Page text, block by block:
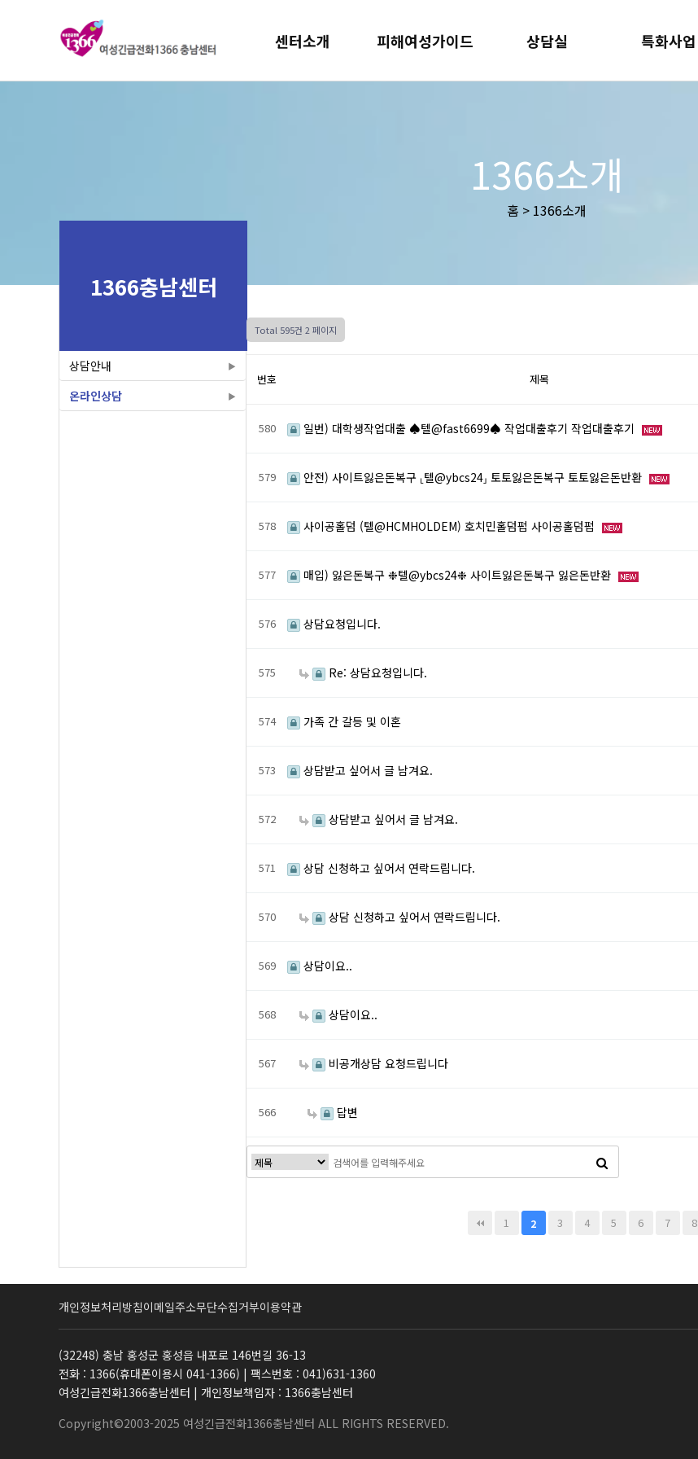
센터소개 피해여성가이드 상담실 특화사업
1366소개
홈 > 1366소개
1366충남센터
상담안내
온라인상담
Total 595건 2 페이지
번호 제목
580 일번) 대학생작업대출 ♠텔@fast6699♠ 작업대출후기 작업대출후기
579 안전) 사이트잃은돈복구 ⸤텔@ybcs24⸥ 토토잃은돈복구 토토잃은돈반환
578 사이공홀덤 (텔@HCMHOLDEM) 호치민홀덤펍 사이공홀덤펍
577 매입) 잃은돈복구 ❉텔@ybcs24❉ 사이트잃은돈복구 잃은돈반환
576 상담요청입니다.
575 Re: 상담요청입니다.
574 가족 간 갈등 및 이혼
573 상담받고 싶어서 글 남겨요.
572 상담받고 싶어서 글 남겨요.
571 상담 신청하고 싶어서 연락드립니다.
570 상담 신청하고 싶어서 연락드립니다.
569 상담이요..
568 상담이요..
567 비공개상담 요청드립니다
566 답변
1 2 3 4 5 6 7 8
개인정보처리방침이메일주소무단수집거부이용약관
(32248) 충남 홍성군 홍성읍 내포로 146번길 36-13
전화 : 1366(휴대폰이용시 041-1366) | 팩스번호 : 041)631-1360
여성긴급전화1366충남센터 | 개인정보책임자 : 1366충남센터
Copyright©2003-2025 여성긴급전화1366충남센터 ALL RIGHTS RESERVED.